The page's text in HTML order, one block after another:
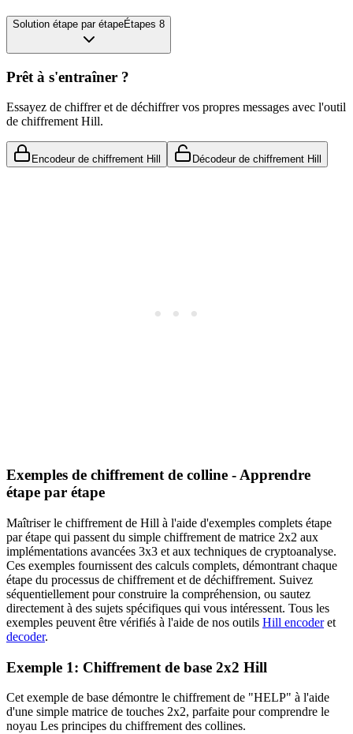
Solution étape par étapeÉtapes 8
Prêt à s'entraîner ?
Essayez de chiffrer et de déchiffrer vos propres messages avec l'outil
de chiffrement Hill.
Encodeur de chiffrement Hill Décodeur de chiffrement Hill
Exemples de chiffrement de colline - Apprendre
étape par étape
Maîtriser le chiffrement de Hill à l'aide d'exemples complets étape
par étape qui passent du simple chiffrement de matrice 2x2 aux
implémentations avancées 3x3 et aux techniques de cryptoanalyse.
Ces exemples fournissent des calculs complets, démontrant chaque
étape du processus de chiffrement et de déchiffrement. Suivez
séquentiellement pour construire la compréhension, ou sautez
directement à des sujets spécifiques qui vous intéressent. Tous les
exemples peuvent être vérifiés à l'aide de nos outils Hill encoderet
decoder.
Exemple 1: Chiffrement de base 2x2 Hill
Cet exemple de base démontre le chiffrement de "HELP" à l'aide
d'une simple matrice de touches 2x2, parfaite pour comprendre le
noyau Les principes du chiffrement des collines.